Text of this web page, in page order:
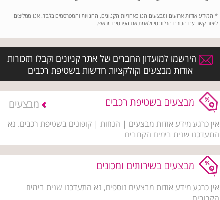
* המידע אודות ארועים ומבצעים הנו באחריות הקניונים, החנויות והמפרסמים בלבד. אנו ממליצים
ליצור קשר עם הגורם הרלוונטי ולאמת את הפרטים מראש.
הירשמו למועדון החברים של אתר קניונים וקבלו תזכורות
אודות מבצעים וקולקציות חדשות בשטיפת רכבים
מבצעים בשטיפת רכבים מבצעים
אין כרגע מידע אודות מבצעים | הנחות | קופונים בשטיפת רכבים. נא
התעדכנו שנית בימים הקרובים
מבצעים בשירותים ומכונים
אין כרגע מידע אודות מבצעים נוספים, נא התעדכנו שנית בימים
הקרובים